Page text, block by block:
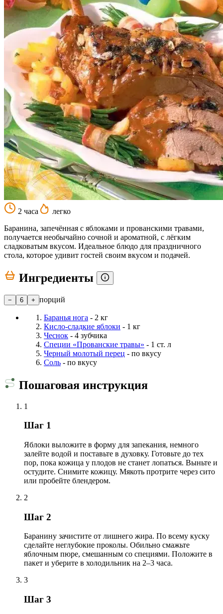
2 часа
легко
Баранина, запечённая с яблоками и прованскими травами,
получается необычайно сочной и ароматной, с лёгким
сладковатым вкусом. Идеальное блюдо для праздничного
стола, которое удивит гостей своим вкусом и подачей.
Ингредиенты
− 6 + порций
Баранья нога - 2 кг
Кисло-сладкие яблоки - 1 кг
Чеснок - 4 зубчика
Специи «Прованские травы» - 1 ст. л
Черный молотый перец - по вкусу
Соль - по вкусу
Пошаговая инструкция
1
Шаг 1
Яблоки выложите в форму для запекания, немного
залейте водой и поставьте в духовку. Готовьте до тех
пор, пока кожица у плодов не станет лопаться. Выньте и
остудите. Снимите кожицу. Мякоть протрите через сито
или пробейте блендером.
2
Шаг 2
Баранину зачистите от лишнего жира. По всему куску
сделайте неглубокие проколы. Обильно смажьте
яблочным пюре, смешанным со специями. Положите в
пакет и уберите в холодильник на 2–3 часа.
3
Шаг 3